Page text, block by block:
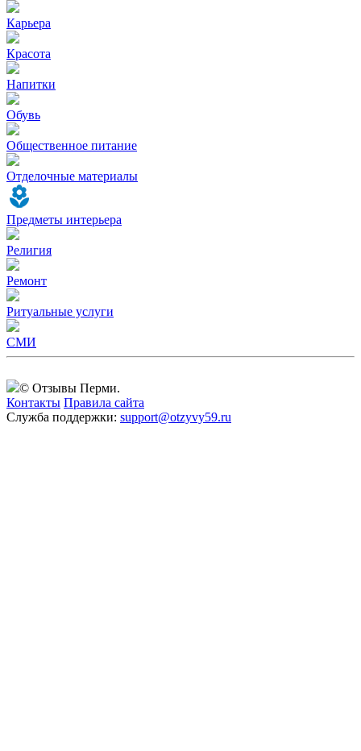
Карьера
Красота
Напитки
Обувь
Общественное питание
Отделочные материалы
Предметы интерьера
Религия
Ремонт
Ритуальные услуги
СМИ
© Отзывы Перми.
Контакты Правила сайта
Служба поддержки: support@otzyvy59.ru